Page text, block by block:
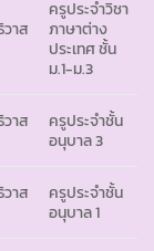
าส
ครูประจำวิชา
ภาษาต่าง
ประเทศ ชั้น
ม.1-ม.3
าส
ครูประจำชั้น
อนุบาล 3
าส
ครูประจำชั้น
อนุบาล 1